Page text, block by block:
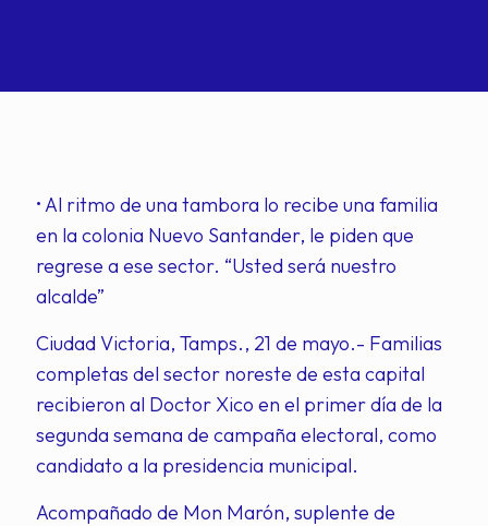
• Al ritmo de una tambora lo recibe una familia
en la colonia Nuevo Santander, le piden que
regrese a ese sector. “Usted será nuestro
alcalde”
Ciudad Victoria, Tamps., 21 de mayo.- Familias
completas del sector noreste de esta capital
recibieron al Doctor Xico en el primer día de la
segunda semana de campaña electoral, como
candidato a la presidencia municipal.
Acompañado de Mon Marón, suplente de